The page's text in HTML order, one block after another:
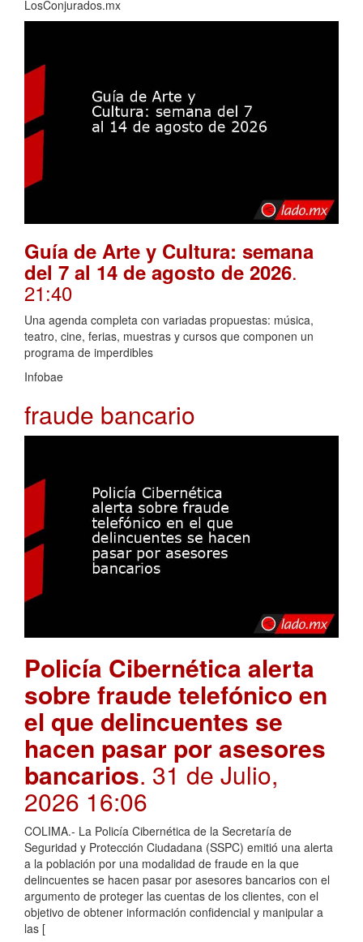
LosConjurados.mx
Guía de Arte y Cultura: semana
del 7 al 14 de agosto de 2026.
21:40
Una agenda completa con variadas propuestas: música,
teatro, cine, ferias, muestras y cursos que componen un
programa de imperdibles
Infobae
fraude bancario
Policía Cibernética alerta
sobre fraude telefónico en
el que delincuentes se
hacen pasar por asesores
bancarios. 31 de Julio,
2026 16:06
COLIMA.- La Policía Cibernética de la Secretaría de
Seguridad y Protección Ciudadana (SSPC) emitió una alerta
a la población por una modalidad de fraude en la que
delincuentes se hacen pasar por asesores bancarios con el
argumento de proteger las cuentas de los clientes, con el
objetivo de obtener información confidencial y manipular a
las [